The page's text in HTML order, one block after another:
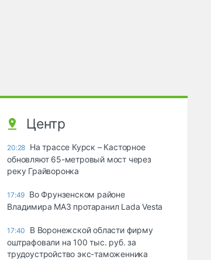
Центр
20:28 На трассе Курск – Касторное
обновляют 65-метровый мост через
реку Грайворонка
17:49 Во Фрунзенском районе
Владимира МАЗ протаранил Lada Vesta
17:40
В Воронежской области фирму
оштрафовали на 100 тыс. руб. за
трудоустройство экс-таможенника